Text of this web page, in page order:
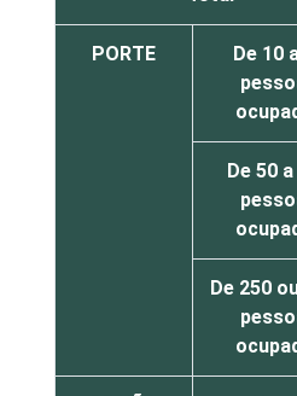
PORTE
De 10
De 50
De 250